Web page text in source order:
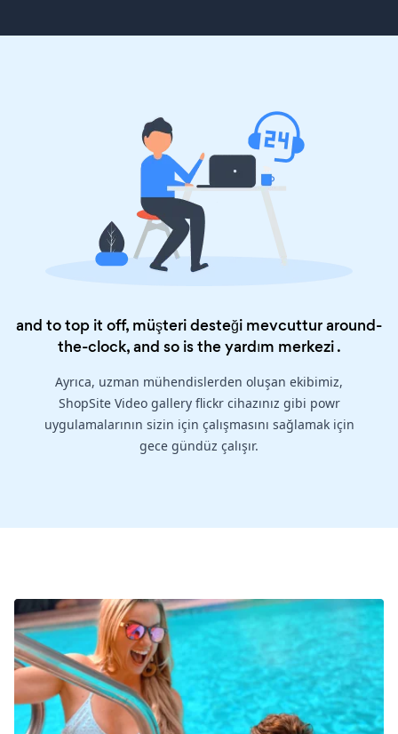
and to top it off, müşteri desteği mevcuttur around-
the-clock, and so is theyardım merkezi.
Ayrıca, uzman mühendislerden oluşan ekibimiz,
ShopSite Video gallery flickr cihazınız gibi powr
uygulamalarının sizin için çalışmasını sağlamak için
gece gündüz çalışır.